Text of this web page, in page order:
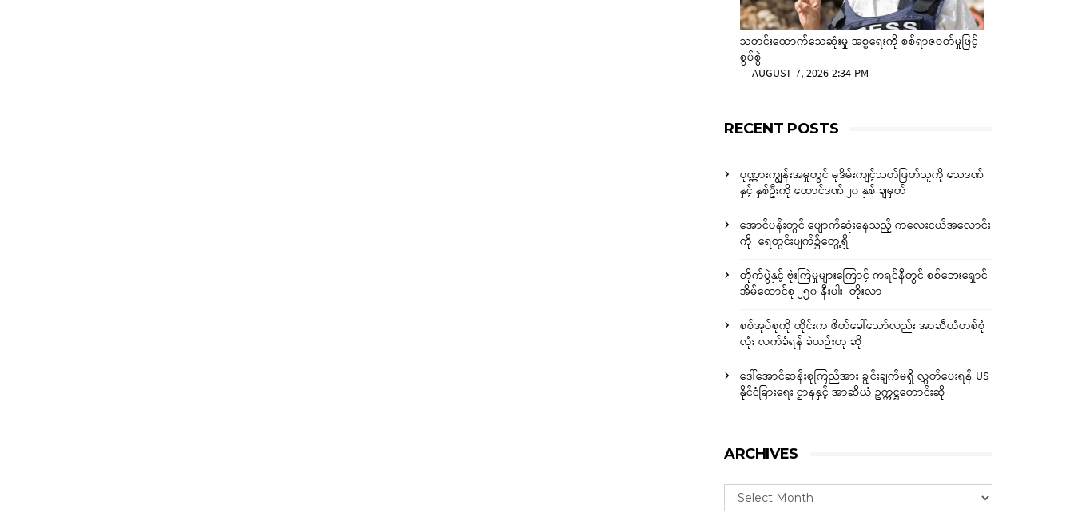
သတင်းထောက်သေဆုံးမှု အစ္စရေးကို စစ်ရာဇဝတ်မှုဖြင့်
စွပ်စွဲ
—AUGUST 7, 2026 2:34 PM
RECENT POSTS
ပုဏ္ဏားကျွန်းအမှုတွင် မုဒိမ်းကျင့်သတ်ဖြတ်သူကို သေဒဏ်
နှင့် နှစ်ဦးကို ထောင်ဒဏ် ၂၀ နှစ် ချမှတ်
အောင်ပန်းတွင် ပျောက်ဆုံးနေသည့် ကလေးငယ်အလောင်း
ကို ရေတွင်းပျက်၌တွေ့ရှိ
တိုက်ပွဲနှင့် ဗုံးကြဲမှုများကြောင့် ကရင်နီတွင် စစ်ဘေးရှောင်
အိမ်ထောင်စု ၂၅၀ နီးပါး တိုးလာ
စစ်အုပ်စုကို ထိုင်းက ဖိတ်ခေါ်သော်လည်း အာဆီယံတစ်စုံ
လုံး လက်ခံရန် ခဲယဉ်းဟု ဆို
ဒေါ်အောင်ဆန်းစုကြည်အား ချွင်းချက်မရှိ လွှတ်ပေးရန် US
နိုင်ငံခြားရေး ဌာနနှင့် အာဆီယံ ဥက္ကဋ္ဌတောင်းဆို
ARCHIVES